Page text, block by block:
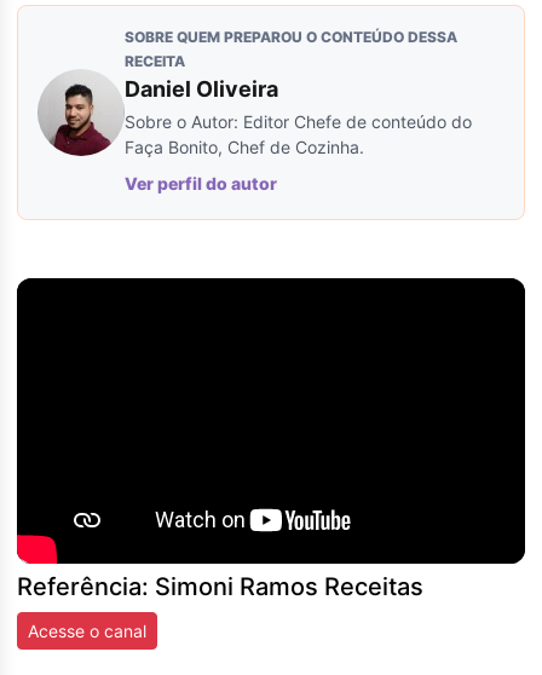
SOBRE QUEM PREPAROU O CONTEÚDO DESSA
RECEITA
Daniel Oliveira
Sobre o Autor: Editor Chefe de conteúdo do
Faça Bonito, Chef de Cozinha.
Ver perfil do autor
Referência: Simoni Ramos Receitas
Acesse o canal